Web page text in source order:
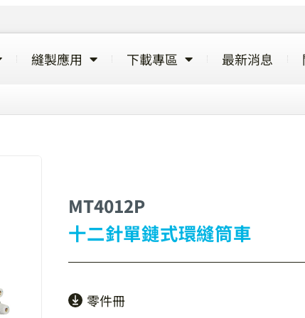
縫製應用 下載專區 最新消息
MT4012P
十二針單鏈式環縫筒車
零件冊